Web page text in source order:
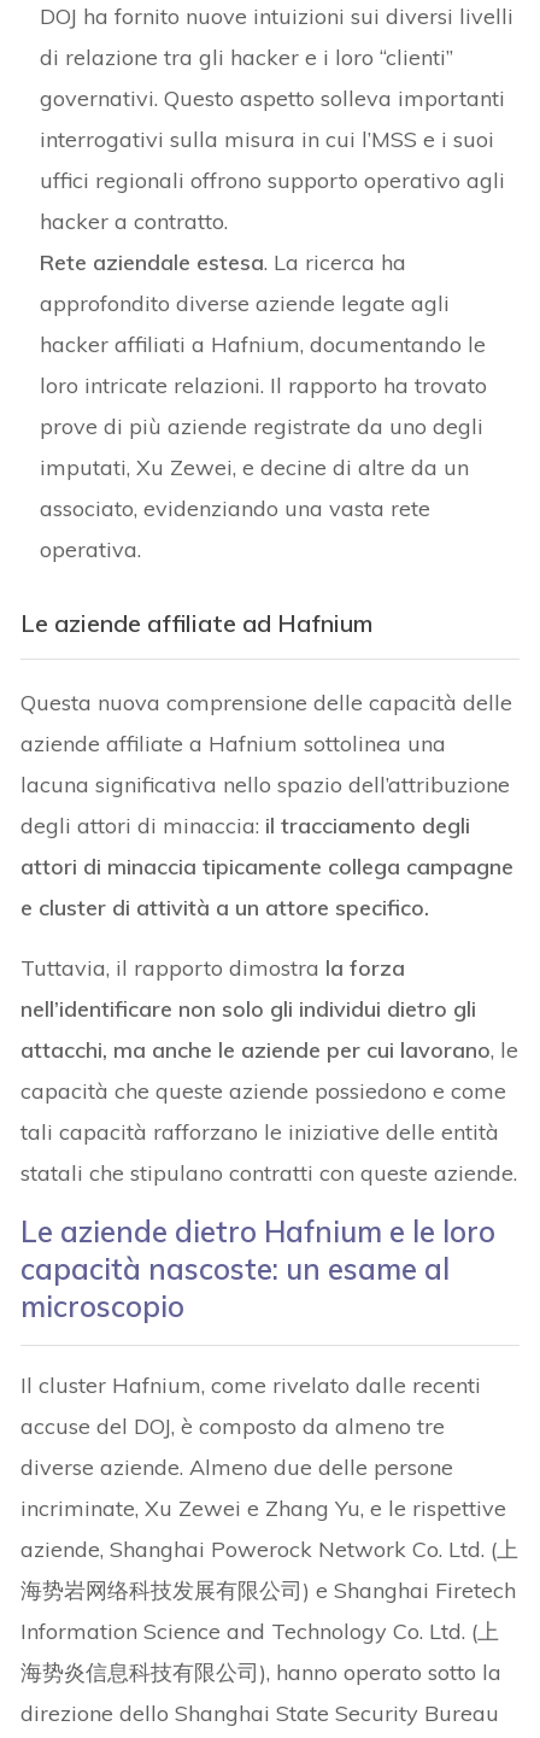
DOJ ha fornito nuove intuizioni sui diversi livelli
di relazione tra gli hacker e i loro “clienti”
governativi. Questo aspetto solleva importanti
interrogativi sulla misura in cui l’MSS e i suoi
uffici regionali offrono supporto operativo agli
hacker a contratto.
Rete aziendale estesa. La ricerca ha
approfondito diverse aziende legate agli
hacker affiliati a Hafnium, documentando le
loro intricate relazioni. Il rapporto ha trovato
prove di più aziende registrate da uno degli
imputati, Xu Zewei, e decine di altre da un
associato, evidenziando una vasta rete
operativa.
Le aziende affiliate ad Hafnium
Questa nuova comprensione delle capacità delle
aziende affiliate a Hafnium sottolinea una
lacuna significativa nello spazio dell’attribuzione
degli attori di minaccia: il tracciamento degli
attori di minaccia tipicamente collega campagne
e cluster di attività a un attore specifico.
Tuttavia, il rapporto dimostra la forza
nell’identificare non solo gli individui dietro gli
attacchi, ma anche le aziende per cui lavorano, le
capacità che queste aziende possiedono e come
tali capacità rafforzano le iniziative delle entità
statali che stipulano contratti con queste aziende.
Le aziende dietro Hafnium e le loro
capacità nascoste: un esame al
microscopio
Il cluster Hafnium, come rivelato dalle recenti
accuse del DOJ, è composto da almeno tre
diverse aziende. Almeno due delle persone
incriminate, Xu Zewei e Zhang Yu, e le rispettive
aziende, Shanghai Powerock Network Co. Ltd. (上
海势岩网络科技发展有限公司) e Shanghai Firetech
Information Science and Technology Co. Ltd. (上
海势炎信息科技有限公司), hanno operato sotto la
direzione dello Shanghai State Security Bureau